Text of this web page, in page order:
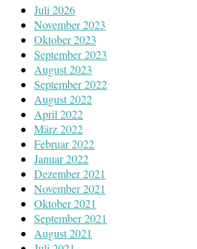
Juli 2026
November 2023
Oktober 2023
September 2023
August 2023
September 2022
August 2022
April 2022
März 2022
Februar 2022
Januar 2022
Dezember 2021
November 2021
Oktober 2021
September 2021
August 2021